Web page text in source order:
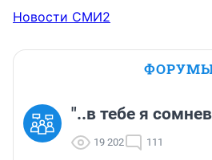
Новости СМИ2
"..в тебе я
19 202 111